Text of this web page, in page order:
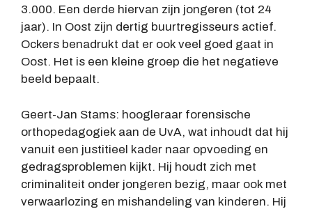
3.000. Een derde hiervan zijn jongeren (tot 24
jaar). In Oost zijn dertig buurtregisseurs actief.
Ockers benadrukt dat er ook veel goed gaat in
Oost. Het is een kleine groep die het negatieve
beeld bepaalt.
Geert-Jan Stams: hoogleraar forensische
orthopedagogiek aan de UvA, wat inhoudt dat hij
vanuit een justitieel kader naar opvoeding en
gedragsproblemen kijkt. Hij houdt zich met
criminaliteit onder jongeren bezig, maar ook met
verwaarlozing en mishandeling van kinderen. Hij